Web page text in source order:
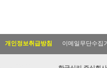
개인정보취급방침 이메일무단수집